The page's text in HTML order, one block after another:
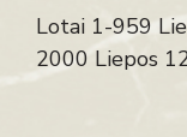
Lotai 1-959
2000 Liepos